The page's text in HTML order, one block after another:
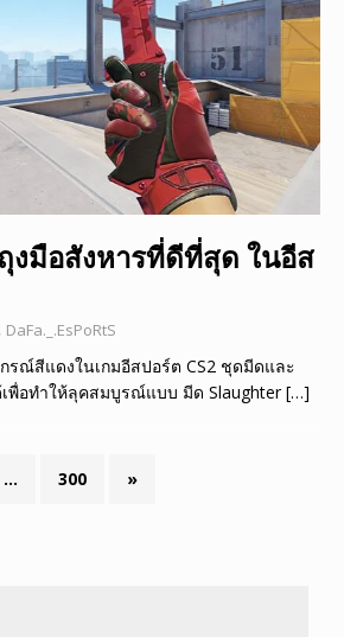
มือสังหารที่ดีที่สุด ในอีส
DaFa._.EsPoRtS
รณ์สีแดงในเกมอีสปอร์ต CS2 ชุดมีดและ
พื่อทำให้ลุคสมบูรณ์แบบ มีด Slaughter[…]
… 300 »